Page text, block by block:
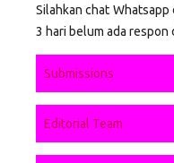
Silahkan chat Whatsapp
3 hari belum ada respon
Submissions
Editorial Team